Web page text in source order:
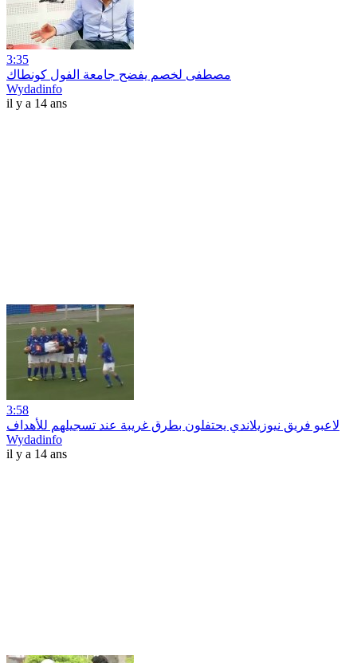
3:35
مصطفى لخصم يفضح جامعة الفول كونطاك
Wydadinfo
il y a 14 ans
3:58
لاعبو فريق نيوزيلاندي يحتفلون بطرق غريبة عند تسجيلهم للأهداف
Wydadinfo
il y a 14 ans